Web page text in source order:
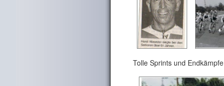
Tolle Sprints und Endkämpfe